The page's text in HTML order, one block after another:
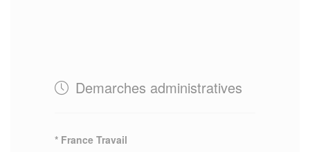
Demarches administratives
* France Travail